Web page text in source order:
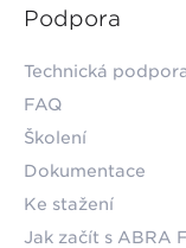
Podpora
Technická
FAQ
Školení
Dokumentace
Ke stažení
Jak začít s ABRA